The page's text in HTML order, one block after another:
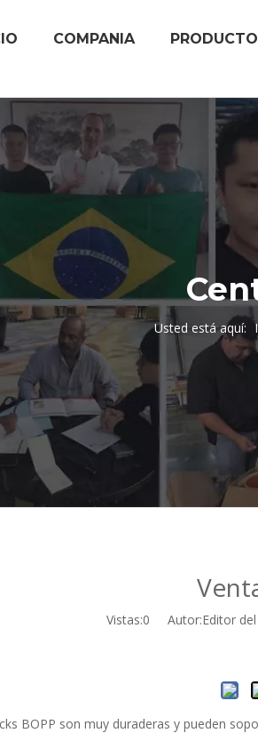
COMPANIA
Usted está aquí:
Vistas:0 Autor:Editor
BOPP son muy duraderas y pueden